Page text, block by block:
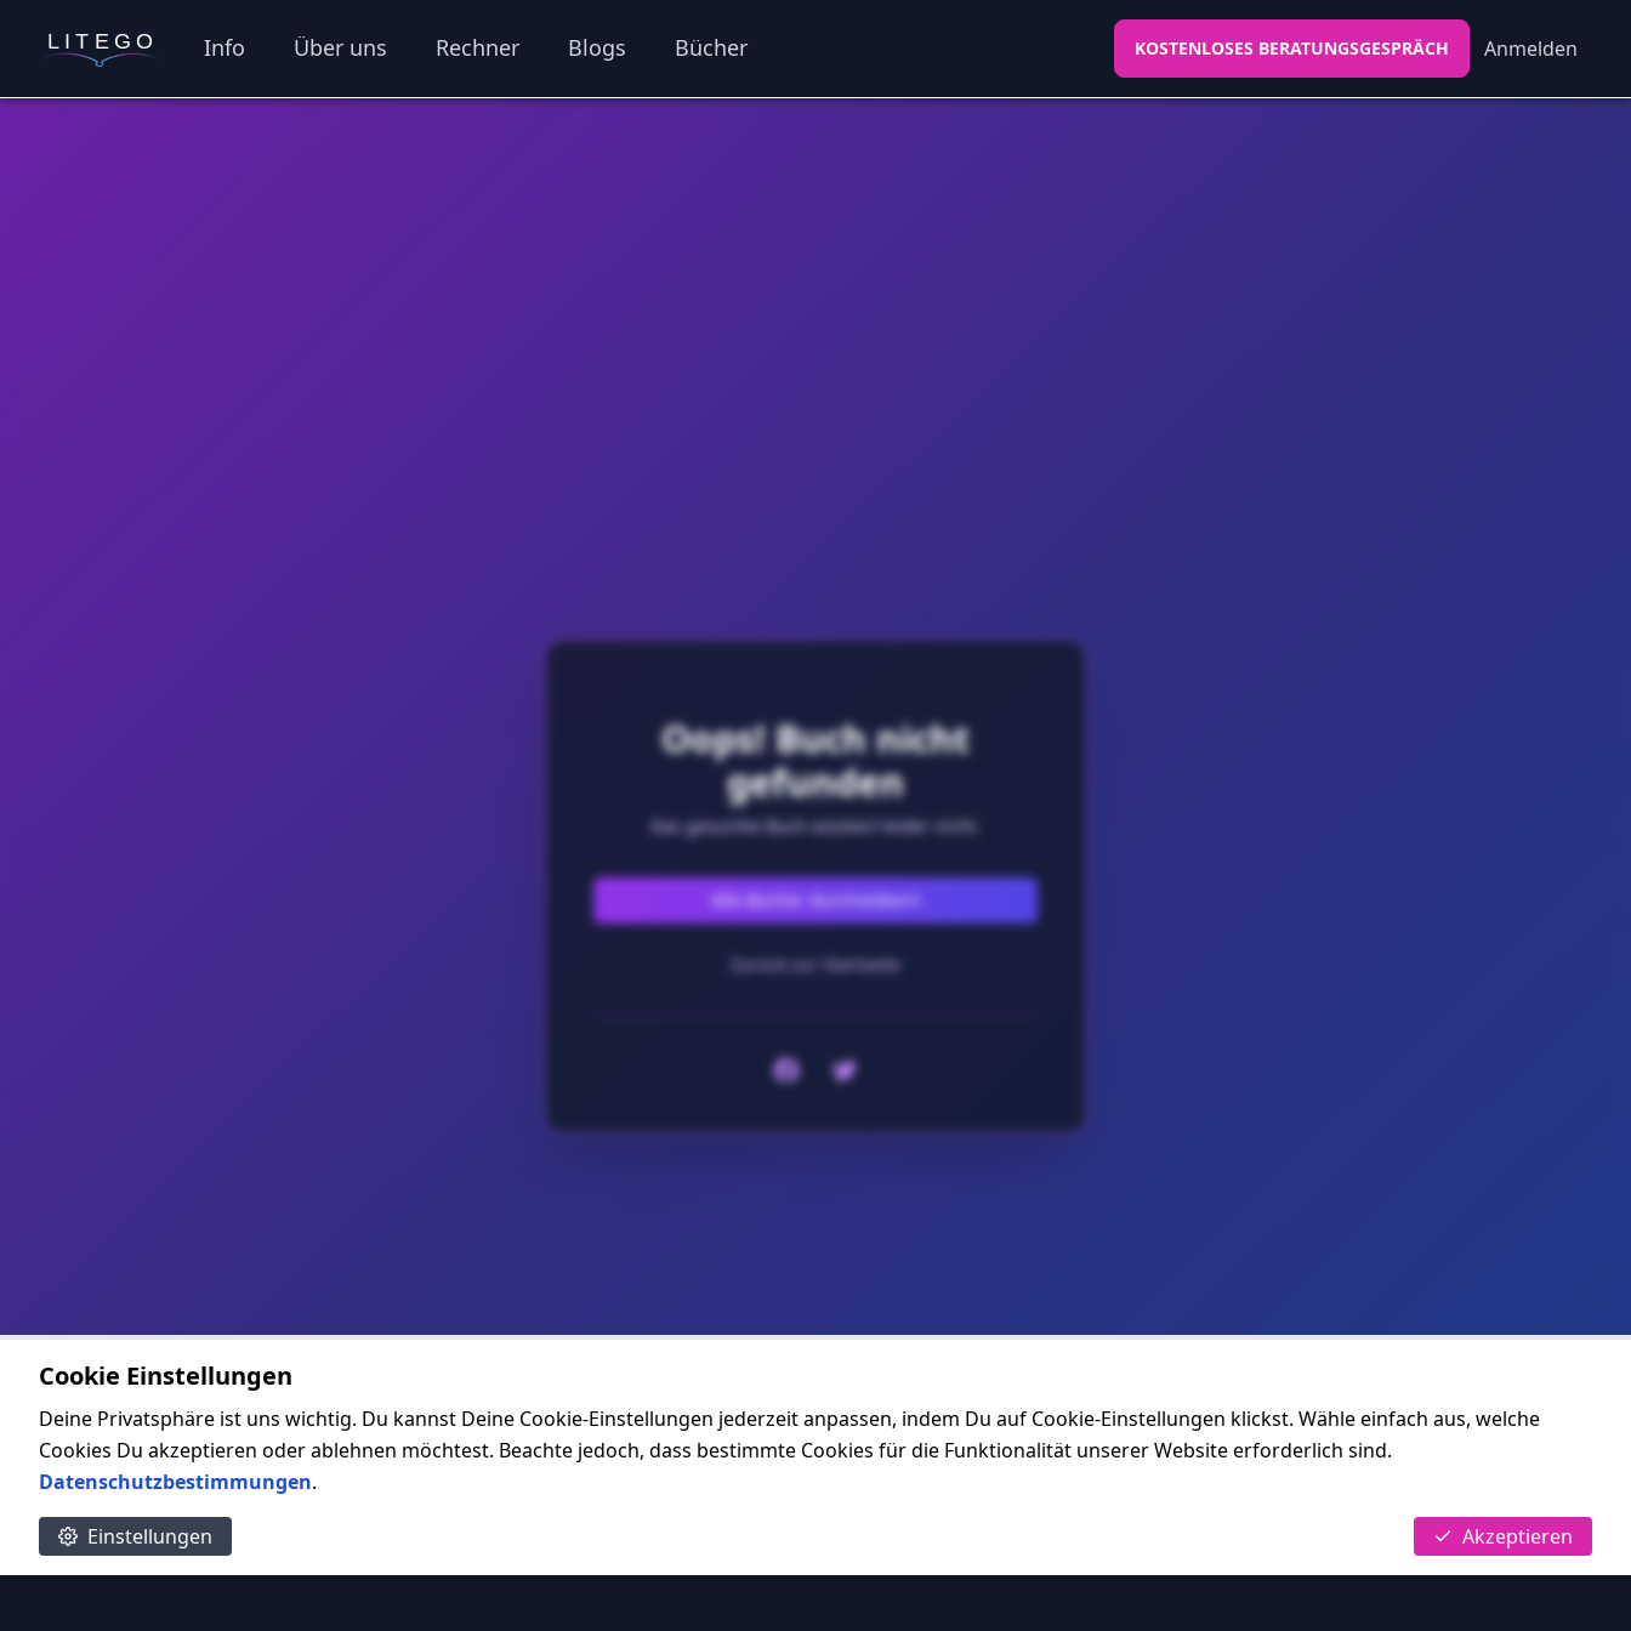
Cookie Einstellungen
Deine Privatsphäre ist uns wichtig. Du kannst Deine Cookie-Einstellungen jederzeit anpassen, indem Du auf Cookie-Einstellungen klickst. Wähle einfach aus, welche
Cookies Du akzeptieren oder ablehnen möchtest. Beachte jedoch, dass bestimmte Cookies für die Funktionalität unserer Website erforderlich sind.
Datenschutzbestimmungen.
Einstellungen Akzeptieren
Info Über uns Rechner Blogs Bücher KOSTENLOSES BERATUNGSGESPRÄCH Anmelden
Oops! Buch nicht
gefunden
Das gesuchte Buch existiert leider nicht.
Alle Bücher durchstöbern
Zurück zur Startseite
FacebookTwitter